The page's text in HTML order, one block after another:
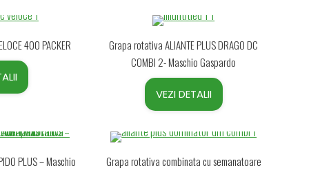
400 PACKER
Grapa rotativa ALIANTE PLUS DRAGO DC
COMBI 2- Maschio Gaspardo
VEZI DETALII
PLUS – Maschio
Grapa rotativa combinata cu semanatoare